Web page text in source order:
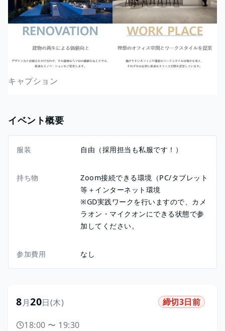
キャプション
イベント概要
服装 自由（採用担当も私服です！）
持ち物
Zoom接続できる環境（PC/タブレット
等＋インターネット環境
※GD実践ワークを行いますので、カメ
ラオン・マイクオンにできる状態で参
加してください。
参加費用 なし
8月20日(木) 締切3日前
18:00 〜 19:30